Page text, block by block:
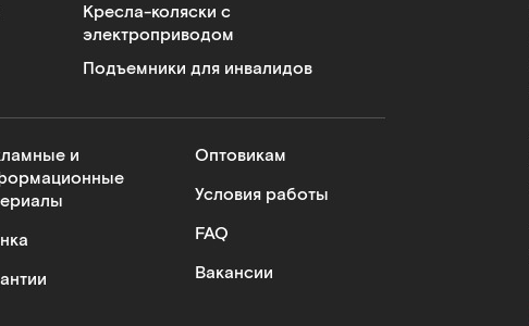
Кресла-коляски с
электроприводом
Подъемники для инвалидов
и
Оптовикам
Условия работы
FAQ
Вакансии